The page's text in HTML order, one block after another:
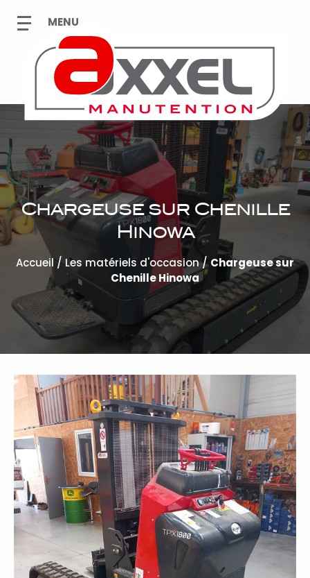
Chargeuse sur Chenille
Hinowa
Accueil / Les matériels d'occasion/Chargeuse sur
Chenille Hinowa